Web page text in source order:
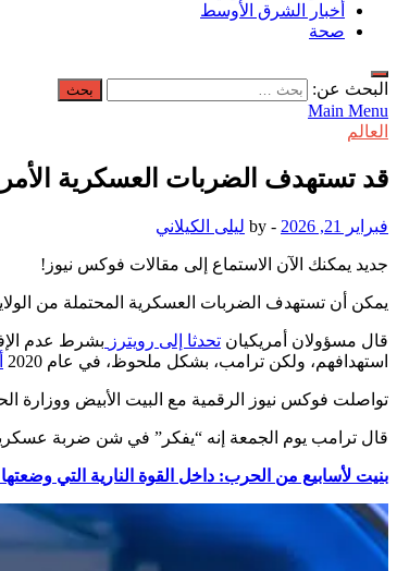
أخبار الشرق الأوسط
صحة
البحث عن:
Main Menu
العالم
قد تستهدف الضربات العسكرية
فبراير 21, 2026 -
by ليلى الكيلاني
جديد يمكنك الآن الاستماع إلى مقالات فوكس نيوز!
يمكن أن تستهدف الضربات العسكرية المحتملة من
قال مسؤولان أمريكيان تحدثا إلى رويترز بشرط عدم
استهدافهم، ولكن ترامب، بشكل ملحوظ، في عام 2020
تواصلت فوكس نيوز الرقمية مع البيت الأبيض ووزارة
قال ترامب يوم الجمعة إنه “يفكر” في شن ضربة
بنيت لأسابيع من الحرب: داخل القوة النارية التي